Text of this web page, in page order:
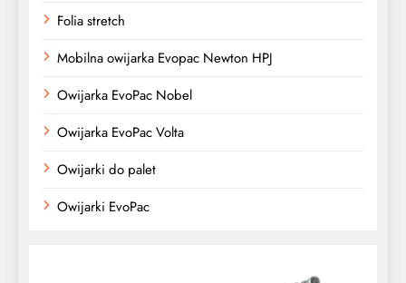
Folia stretch
Mobilna owijarka Evopac Newton HPJ
Owijarka EvoPac Nobel
Owijarka EvoPac Volta
Owijarki do palet
Owijarki EvoPac